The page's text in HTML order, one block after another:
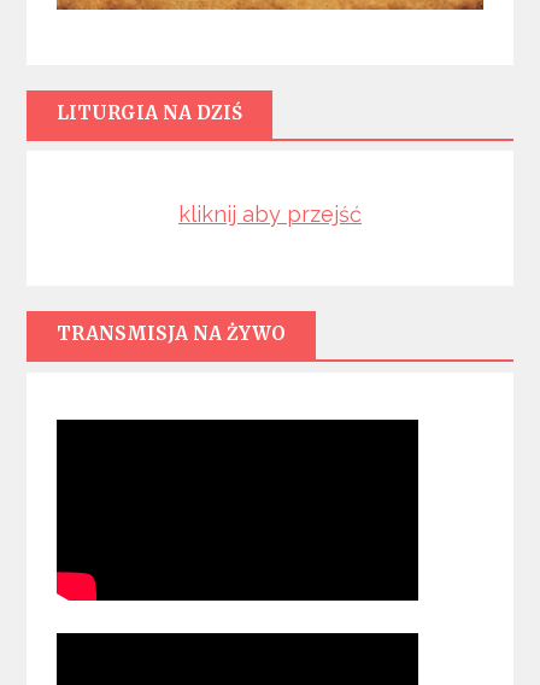
LITURGIA NA DZIŚ
kliknij aby przejść
TRANSMISJA NA ŻYWO